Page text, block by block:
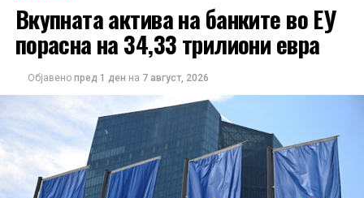
Вкупната актива на банките во ЕУ
порасна на 34,33 трилиони евра
Објавено пред 1 ден на 7 август, 2026